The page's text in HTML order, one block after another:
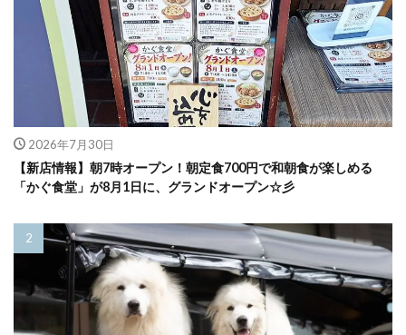
2026年7月30日
【新店情報】朝7時オープン！朝定食700円で和朝食が楽しめる
「かぐ食堂」が8月1日に、グランドオープン☆彡